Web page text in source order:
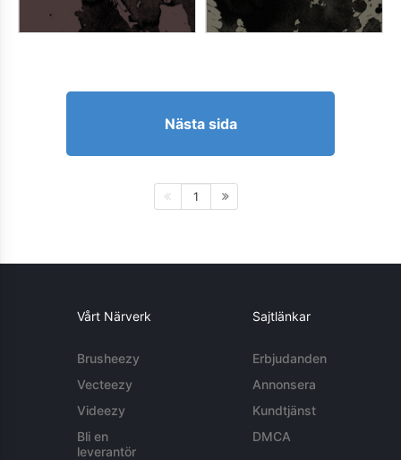
Nästa sida
1
Vårt Närverk
Brusheezy
Vecteezy
Videezy
Bli en
leverantör
Sajtlänkar
Erbjudanden
Annonsera
Kundtjänst
DMCA